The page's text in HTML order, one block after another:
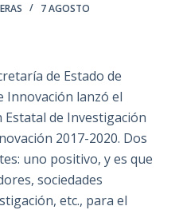
7 AGOSTO
de Estado de
Innovación lanzó el
de Investigación
2017-2020. Dos
uno positivo, y es que
sociedades
etc., para el